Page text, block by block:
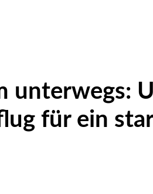
unterwegs:
für ein